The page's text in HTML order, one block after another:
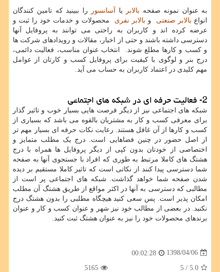
به عنوان نمونه صفحه بالابر یا آسانسور
را ببینید که تامین کنندگان
انواع بالابر صنعتی و بالابر نفری محصولات و خدمات خود را ثبت و
عرضه کرده اند و کاربران به راحتی می توانند به پروفایل آنها
دسترسی داشته باشند و حتی از اخبار، مقالات و رویدادهای شرکت ها
و کسب و کارها مطلع شوند. انتخاب عنوان مناسب، فعالیت دائمی،
درج بنر و لوگوی با کیفیت برای پروفایل کسب و کارتان از عوامل
مهم کلیدی در اعتماد کاربران به حساب می آید.
2- فعالیت حرفه ای در شبکه های اجتماعی
شبکه های اجتماعی نیز از دیگر فرصت هایی بسیار خوب و تاثیر گذار
برای معرفی کسب و کار به مشتریان بالقوه می باشد که بسیاری از
کسب و کارها از آن غافل هستند. رعایت نکات حرفه ای بسیار مهم تر
از اصل حضور در چنین فضاهایی است. درج یک مطلب متمایز و
اختصاصی از خودتان بدون کپی از دیگر پروفایل ها همراه با درج
هشتگ های کاملا مرتبط به طوری که افراد با جستجوی آنها به صفحه
شما دسترسی پیدا کنند از نکاتی است که تاثیر کاملا مستقیم بر دیده
شدن صفحه شما خواهد گذاشت. شبکه های اجتماعی پر است از
مطالبی که دسترسی به آنها در اکثر مواقع از طریق هشتگ آن مطلب
امکان پذیر است. پس سعی کنید هیچگاه مطلبی را بدون هشتگ درج
نکنید. در بعضی از مطالب خود نیز شهر و عنوان کسب و کار و عنوان
برندهای محصولات خود را نیز به عنوان هشتگ ثبت کنید.
1398/04/06
00:02:28
5.0
/ 5
5165